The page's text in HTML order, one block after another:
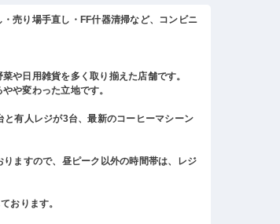
売り場手直し・FF什器清掃など、コンビニ
や日用雑貨を多く取り揃えた店舗です。
や変わった立地です。
有人レジが3台、最新のコーヒーマシーン
ますので、昼ピーク以外の時間帯は、レジ
おります。